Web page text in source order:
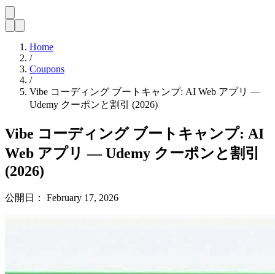
Home
/
Coupons
/
Vibe コーディング ブートキャンプ: AI Web アプリ —
Udemy クーポンと割引 (2026)
Vibe コーディング ブートキャンプ: AI
Web アプリ — Udemy クーポンと割引
(2026)
公開日： February 17, 2026